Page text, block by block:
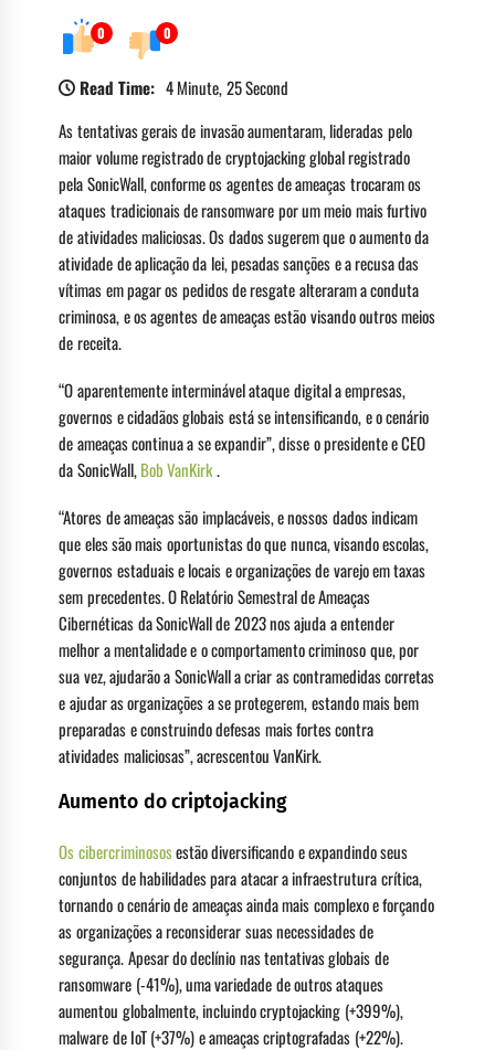
0 0
Read Time: 4 Minute, 25 Second
As tentativas gerais de invasão aumentaram, lideradas pelo
maior volume registrado de cryptojacking global registrado
pela SonicWall, conforme os agentes de ameaças trocaram os
ataques tradicionais de ransomware por um meio mais furtivo
de atividades maliciosas. Os dados sugerem que o aumento da
atividade de aplicação da lei, pesadas sanções e a recusa das
vítimas em pagar os pedidos de resgate alteraram a conduta
criminosa, e os agentes de ameaças estão visando outros meios
de receita.
“O aparentemente interminável ataque digital a empresas,
governos e cidadãos globais está se intensificando, e o cenário
de ameaças continua a se expandir”, disse o presidente e CEO
da SonicWall,Bob VanKirk.
“Atores de ameaças são implacáveis, e nossos dados indicam
que eles são mais oportunistas do que nunca, visando escolas,
governos estaduais e locais e organizações de varejo em taxas
sem precedentes. O Relatório Semestral de Ameaças
Cibernéticas da SonicWall de 2023 nos ajuda a entender
melhor a mentalidade e o comportamento criminoso que, por
sua vez, ajudarão a SonicWall a criar as contramedidas corretas
e ajudar as organizações a se protegerem, estando mais bem
preparadas e construindo defesas mais fortes contra
atividades maliciosas”, acrescentou VanKirk.
Aumento do criptojacking
Os cibercriminososestão diversificando e expandindo seus
conjuntos de habilidades para atacar a infraestrutura crítica,
tornando o cenário de ameaças ainda mais complexo e forçando
as organizações a reconsiderar suas necessidades de
segurança. Apesar do declínio nas tentativas globais de
ransomware (-41%), uma variedade de outros ataques
aumentou globalmente, incluindo cryptojacking (+399%),
malware de IoT (+37%) e ameaças criptografadas (+22%).